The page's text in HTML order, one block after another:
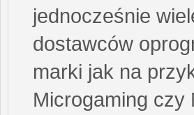
jednocześnie
dostawców
marki jak na
Microgaming czy